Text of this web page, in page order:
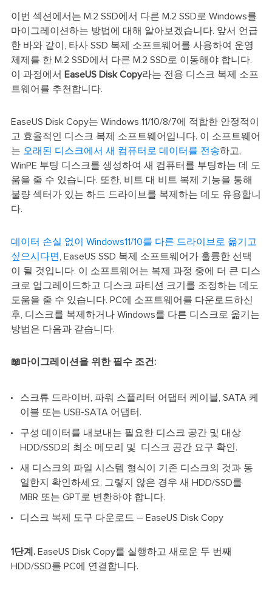
이번 섹션에서는 M.2 SSD에서 다른 M.2 SSD로 Windows를
마이그레이션하는 방법에 대해 알아보겠습니다. 앞서 언급
한 바와 같이, 타사 SSD 복제 소프트웨어를 사용하여 운영
체제를 한 M.2 SSD에서 다른 M.2 SSD로 이동해야 합니다.
이 과정에서 EaseUS Disk Copy라는 전용 디스크 복제 소프
트웨어를 추천합니다.
EaseUS Disk Copy는 Windows 11/10/8/7에 적합한 안정적이
고 효율적인 디스크 복제 소프트웨어입니다. 이 소프트웨어
는 오래된 디스크에서 새 컴퓨터로 데이터를 전송하고,
WinPE 부팅 디스크를 생성하여 새 컴퓨터를 부팅하는 데 도
움을 줄 수 있습니다. 또한, 비트 대 비트 복제 기능을 통해
불량 섹터가 있는 하드 드라이브를 복제하는 데도 유용합니
다.
데이터 손실 없이 Windows11/10를 다른 드라이브로 옮기고
싶으시다면
, EaseUS SSD 복제 소프트웨어가 훌륭한 선택
이 될 것입니다. 이 소프트웨어는 복제 과정 중에 더 큰 디스
크로 업그레이드하고 디스크 파티션 크기를 조정하는 데도
도움을 줄 수 있습니다. PC에 소프트웨어를 다운로드하신
후, 디스크를 복제하거나 Windows를 다른 디스크로 옮기는
방법은 다음과 같습니다.
📖마이그레이션을 위한 필수 조건:
스크류 드라이버, 파워 스플리터 어댑터 케이블, SATA 케
이블 또는 USB-SATA 어댑터.
구성 데이터를 내보내는 필요한 디스크 공간 및 대상
HDD/SSD의 최소 메모리 및 디스크 공간 요구 확인.
새 디스크의 파일 시스템 형식이 기존 디스크의 것과 동
일한지 확인하세요. 그렇지 않은 경우 새 HDD/SSD를
MBR 또는 GPT로 변환하야 합니다.
디스크 복제 도구 다운로드 – EaseUS Disk Copy
1단계.EaseUS Disk Copy를 실행하고 새로운 두 번째
HDD/SSD를 PC에 연결합니다.